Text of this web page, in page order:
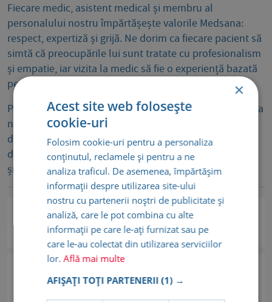
Fiecare medic, asistent medical și membru al
personalului nostru împărtășește valorile Medsana:
respect, expertiză și grijă. Ne dorim ca fiecare pacient să
simtă că preocupările lui sunt tratate cu profesionalism
și empatie, iar vizita la medic să fie o experiență bazată
pe încredere și confort emoțional.
Pe lângă competențele profesionale de excepție, echipa
noastră pune un accent deosebit pe comunicarea
deschisă. Fiecare întrebare primește un răspuns clar și
detaliat, iar fiecare îngrijorare este întâmpinată cu grijă
și înțelegere.
Dr. Cristina Proscan
Medicina generala Vezi detalii
Stomatologie
×
Acest site web folosește
cookie-uri
Folosim cookie-uri pentru a personaliza
conținutul, reclamele și pentru a ne
analiza traficul. De asemenea, împărtășim
informații despre utilizarea site-ului
nostru cu partenerii noștri de publicitate și
analiză, care le pot combina cu alte
informații pe care le-ați furnizat sau pe
care le-au colectat din utilizarea serviciilor
lor.Află mai multe
AFIȘAȚI TOȚI PARTENERII(1) →